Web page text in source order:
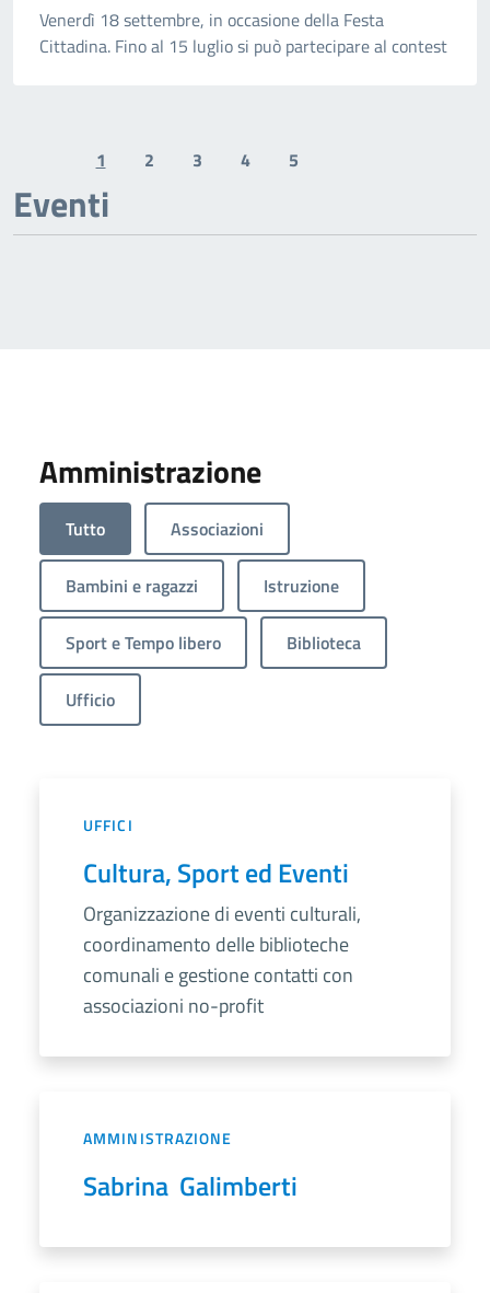
Venerdì 18 settembre, in occasione della Festa
Cittadina. Fino al 15 luglio si può partecipare al contest
Previous page
1 2 3 4 5
Eventi
Amministrazione
Tutto Associazioni
Bambini e ragazzi Istruzione
Sport e Tempo libero Biblioteca
Ufficio
UFFICI
Cultura, Sport ed Eventi
Organizzazione di eventi culturali,
coordinamento delle biblioteche
comunali e gestione contatti con
associazioni no-profit
AMMINISTRAZIONE
Sabrina Galimberti